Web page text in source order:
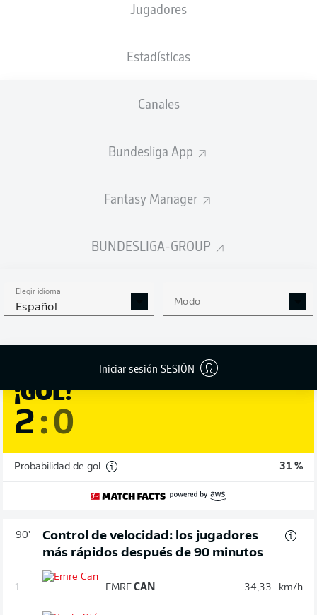
Jugadores
Estadísticas
Canales
Bundesliga App
Fantasy Manager
BUNDESLIGA-GROUP
Elegir idioma
Español Modo
Iniciar sesión SESIÓN
M. Gräfe
FINAL
¡GOL!
2:0
Probabilidad de gol 31 %
90'
Control de velocidad: los jugadores
más rápidos después de 90 minutos
1. EMRE CAN 34,33 km/h